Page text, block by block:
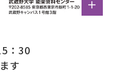
：30
す